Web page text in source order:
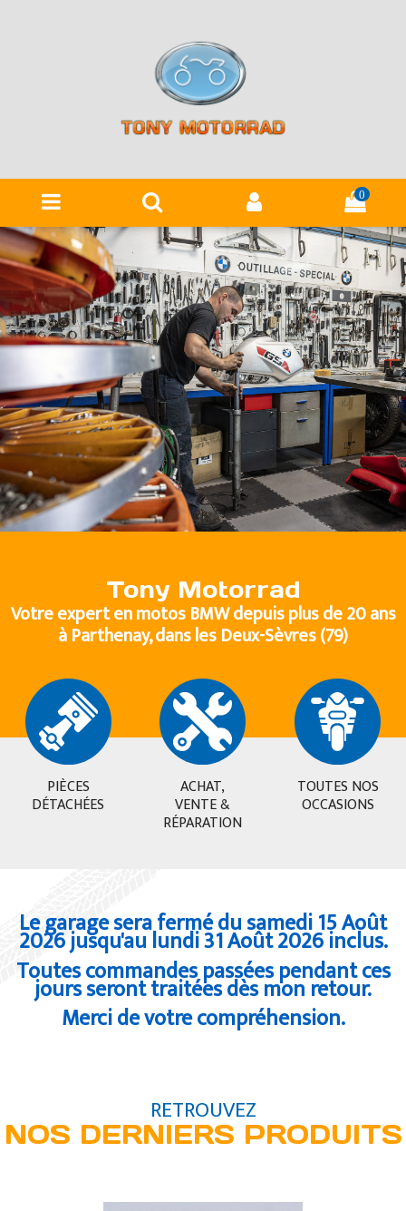
0
Tony Motorrad
Votre expert en motos BMW depuis plus de 20 ans
à Parthenay, dans les Deux-Sèvres (79)
PIÈCES
DÉTACHÉES
ACHAT,
VENTE &
RÉPARATION
TOUTES NOS
OCCASIONS
Le garage sera fermé du samedi 15 Août
2026 jusqu'au lundi 31 Août 2026 inclus.
Toutes commandes passées pendant ces
jours seront traitées dès mon retour.
Merci de votre compréhension.
RETROUVEZ
NOS DERNIERS PRODUITS